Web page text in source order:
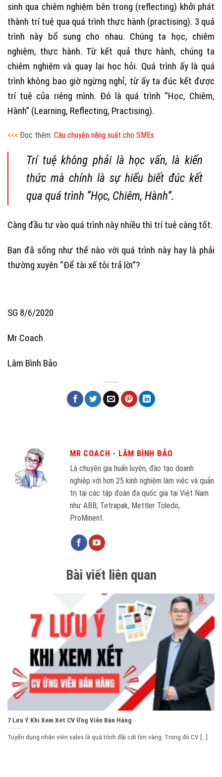
sinh qua chiêm nghiệm bên trong (reflecting) khởi phát
thành trí tuệ qua quá trình thực hành (practising). 3 quá
trình này bổ sung cho nhau. Chúng ta học, chiêm
nghiệm, thực hành. Từ kết quả thực hành, chúng ta
chiêm nghiệm và quay lại học hỏi. Quá trình ấy là quá
trình không bao giờ ngừng nghỉ, từ ấy ta đúc kết được
trí tuệ của riêng mình. Đó là quá trình “Học, Chiêm,
Hành” (Learning, Reflecting, Practising).
<<< Đọc thêm: Câu chuyện năng suất cho SMEs
Trí tuệ không phải là học vấn, là kiến
thức mà chính là sự hiểu biết đúc kết
qua quá trình “Học, Chiêm, Hành”.
Càng đầu tư vào quá trình này nhiều thì trí tuệ càng tốt.
Bạn đã sống như thế nào với quá trình này hay là phải
thường xuyên “Để tài xế tôi trả lời”?
SG 8/6/2020
Mr Coach
Lâm Bình Bảo
MR COACH - LÂM BÌNH BẢO
Là chuyên gia huấn luyện, đào tạo doanh
nghiệp với hơn 25 kinh nghiệm làm việc và quản
trị tại các tập đoàn đa quốc gia tại Việt Nam
như ABB, Tetrapak, Mettler Toledo,
ProMinent.
Bài viết liên quan
7 Lưu Ý Khi Xem Xét CV Ứng Viên Bán Hàng
Tuyển dụng nhân viên sales là quá trình đãi cát tìm vàng. Trong đó CV [...]